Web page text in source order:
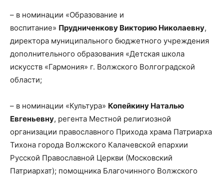
– в номинации «Образование и
воспитание» Прудниченкову Викторию Николаевну,
директора муниципального бюджетного учреждения
дополнительного образования «Детская школа
искусств «Гармония» г. Волжского Волгоградской
области;
– в номинации «Культура» Копейкину Наталью
Евгеньевну, регента Местной религиозной
организации православного Прихода храма Патриарха
Тихона города Волжского Калачевской епархии
Русской Православной Церкви (Московский
Патриархат); помощника Благочинного Волжского